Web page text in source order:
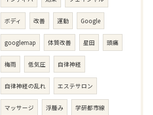
ボディ 改善 運動 Google
googlemap 体質改善 星田 頭痛
梅雨 低気圧 自律神経
自律神経の乱れ エステサロン
マッサージ 浮腫み 学研都市線